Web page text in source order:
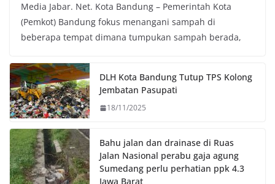
c
e
b
o
k
i
t
t
r
a
t
s
p
p
p
y
L
n
k
Media Jabar. Net. Kota Bandung – Pemerintah Kota
(Pemkot) Bandung fokus menangani sampah di
beberapa tempat dimana tumpukan sampah berada,
DLH Kota Bandung Tutup TPS Kolong
Jembatan Pasupati
18/11/2025
Bahu jalan dan drainase di Ruas
Jalan Nasional perabu gaja agung
Sumedang perlu perhatian ppk 4.3
Jawa Barat